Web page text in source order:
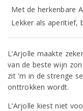
Met de herkenbare
Lekker als aperitief,
L’Arjolle maakte
van de beste wijn
zit 'm in de strenge
onttrokken wordt.
L’Arjolle kiest niet